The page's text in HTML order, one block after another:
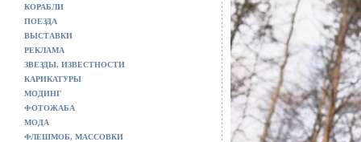
КОРАБЛИ
ПОЕЗДА
ВЫСТАВКИ
РЕКЛАМА
ЗВЕЗДЫ, ИЗВЕСТНОСТИ
КАРИКАТУРЫ
МОДИНГ
ФОТОЖАБА
МОДА
ФЛЕШМОБ, МАССОВКИ